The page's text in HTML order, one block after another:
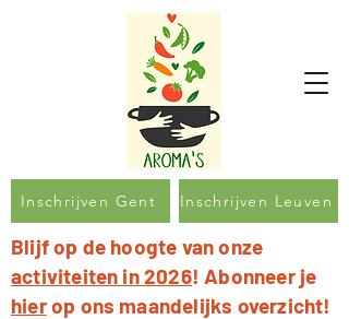
Inschrijven Gent Inschrijven Leuven
Blijf op de hoogte van onze
activiteiten in 2026! Abonneer je
hierop ons maandelijks overzicht!